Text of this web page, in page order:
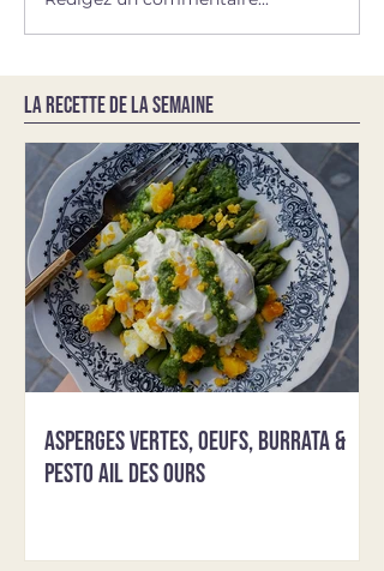
LA RECETTE DE LA SEMAINE
Asperges vertes, oeufs, burrata &
pesto ail des ours